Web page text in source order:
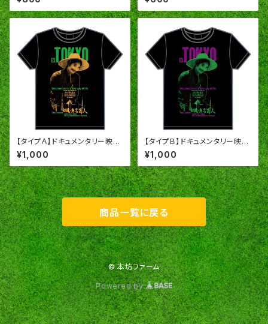
【タイプＡ】ドキュメンタリー映画
「脱・東京芸人」オリジナルＴシャ
ツ
¥1,000
【タイプＢ】ドキュメンタリー映画
「脱・東京芸人」オリジナルＴシャ
ツ
¥1,000
商品一覧に戻る
© 本坊ファーム
Powered by